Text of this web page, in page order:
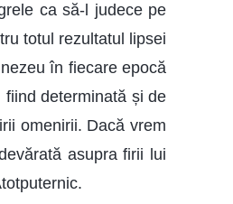
ca să-l judece pe
totul rezultatul lipsei
în fiecare epocă
determinată și de
omenirii. Dacă vrem
asupra firii lui